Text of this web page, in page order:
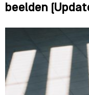
beelden